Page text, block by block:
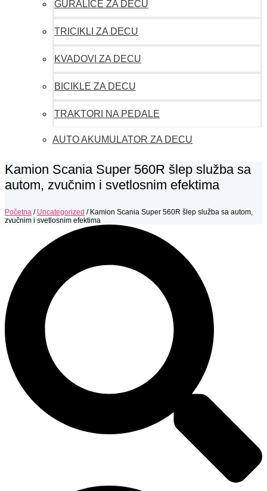
GURALICE ZA DECU
TRICIKLI ZA DECU
KVADOVI ZA DECU
BICIKLE ZA DECU
TRAKTORI NA PEDALE
AUTO AKUMULATOR ZA DECU
Kamion Scania Super 560R šlep služba sa
autom, zvučnim i svetlosnim efektima
Početna / Uncategorized / Kamion Scania Super 560R šlep služba sa autom,
zvučnim i svetlosnim efektima